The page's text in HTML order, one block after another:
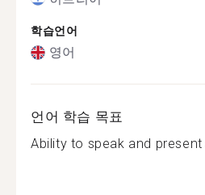
학습언어
영어
언어 학습 목표
Ability to speak and present